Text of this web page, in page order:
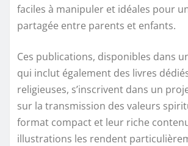
faciles à manipuler et idéales pour
partagée entre parents et enfants.
Ces publications, disponibles dans
qui inclut également des livres
religieuses, s’inscrivent dans un
sur la transmission des valeurs
format compact et leur riche
illustrations les rendent